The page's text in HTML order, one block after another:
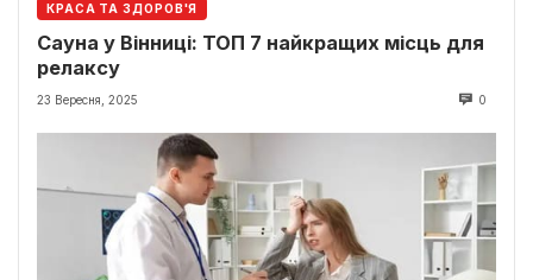
КРАСА ТА ЗДОРОВ'Я
Сауна у Вінниці: ТОП 7 найкращих місць для
релаксу
23 Вересня, 2025 0